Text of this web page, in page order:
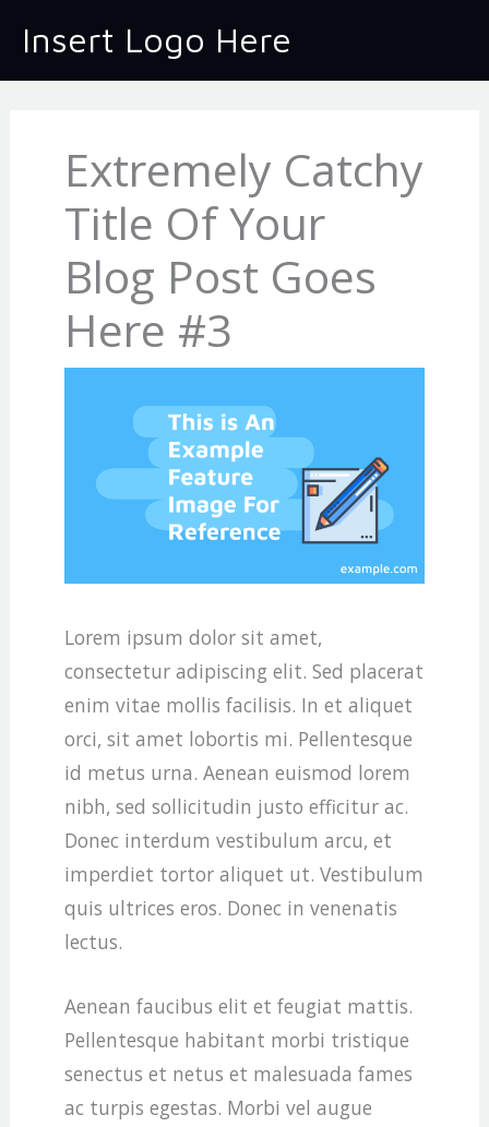
content
Insert Logo Here
Extremely Catchy
Title Of Your
Blog Post Goes
Here #3
Lorem ipsum dolor sit amet,
consectetur adipiscing elit. Sed placerat
enim vitae mollis facilisis. In et aliquet
orci, sit amet lobortis mi. Pellentesque
id metus urna. Aenean euismod lorem
nibh, sed sollicitudin justo efficitur ac.
Donec interdum vestibulum arcu, et
imperdiet tortor aliquet ut. Vestibulum
quis ultrices eros. Donec in venenatis
lectus.
Aenean faucibus elit et feugiat mattis.
Pellentesque habitant morbi tristique
senectus et netus et malesuada fames
ac turpis egestas. Morbi vel augue